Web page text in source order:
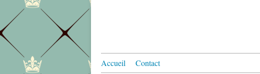
Accueil Contact